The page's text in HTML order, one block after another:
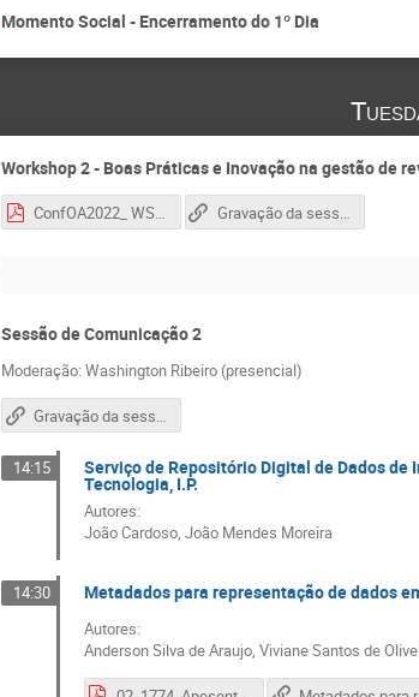
Momento Social - Encerramento do 1º Dia
Workshop 2 - Boas Práticas e Inovação na gestão de
ConfOA2022_ WS2 - Boas Práticas e Inovação na gestão de revistas científicas.pdf
Gravação da sessão
Sessão de Comunicação 2
Moderação: Washington Ribeiro (presencial)
Gravação da sessão
14:15 Serviço de Repositório Digital de Dados de
Tecnologia, I.P.
Autores:
João Cardoso, João Mendes Moreira
14:30 Metadados para representação de dados
Autores:
Anderson Silva de Araujo, Viviane Santos de